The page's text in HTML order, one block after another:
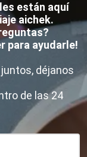
están aquí
aichek.
para ayudarle!
déjanos
de las 24